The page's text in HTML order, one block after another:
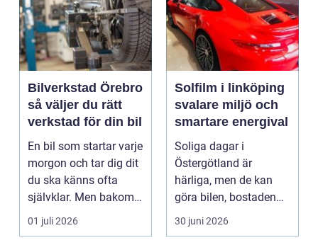
Bilverkstad Örebro
så väljer du rätt
verkstad för din bil
En bil som startar varje
morgon och tar dig dit
du ska känns ofta
självklar. Men bakom
varje problem...
01 juli 2026
Solfilm i linköping
svalare miljö och
smartare energival
Soliga dagar i
Östergötland är
härliga, men de kan
göra bilen, bostaden
eller kontoret varma
och blä...
30 juni 2026